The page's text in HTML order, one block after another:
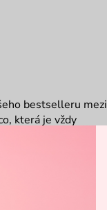
bestselleru mezi
která je vždy
všechno důležitý v